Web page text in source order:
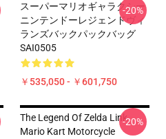
スーパーマリオギャラクシー
ニンテンドーレジェンドヴィ
ランズバックパックバッグ
SAI0505
￥535,050 - ￥601,750
-20%
The Legend Of Zelda Link
Mario Kart Motorcycle
-20%